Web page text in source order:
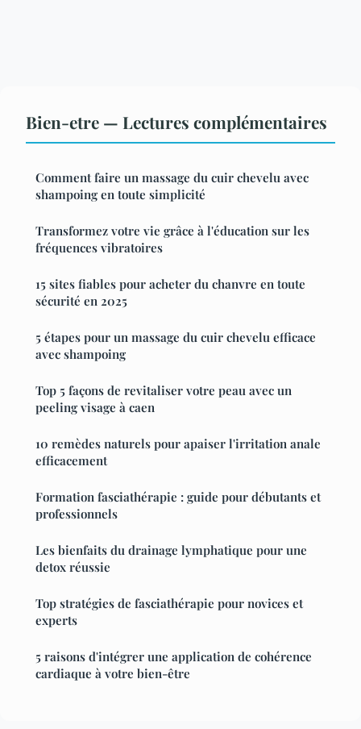
Bien-etre — Lectures complémentaires
Comment faire un massage du cuir chevelu avec
shampoing en toute simplicité
Transformez votre vie grâce à l'éducation sur les
fréquences vibratoires
15 sites fiables pour acheter du chanvre en toute
sécurité en 2025
5 étapes pour un massage du cuir chevelu efficace
avec shampoing
Top 5 façons de revitaliser votre peau avec un
peeling visage à caen
10 remèdes naturels pour apaiser l'irritation anale
efficacement
Formation fasciathérapie : guide pour débutants et
professionnels
Les bienfaits du drainage lymphatique pour une
detox réussie
Top stratégies de fasciathérapie pour novices et
experts
5 raisons d'intégrer une application de cohérence
cardiaque à votre bien-être